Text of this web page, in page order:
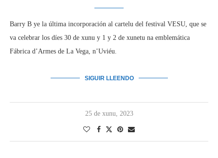
Barry B ye la última incorporación al cartelu del festival VESU, que se
va celebrar los díes 30 de xunu y 1 y 2 de xunetu na emblemática
Fábrica d’Armes de La Vega, n’Uviéu.
SIGUIR LLEENDO
25 de xunu, 2023